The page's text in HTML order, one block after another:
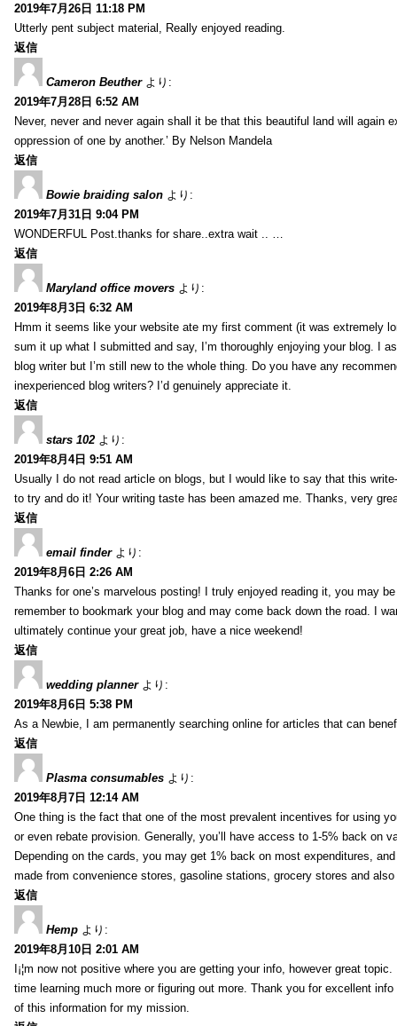
2019年7月26日 11:18 PM
Utterly pent subject material, Really enjoyed reading.
返信
Cameron Beuther より:
2019年7月28日 6:52 AM
Never, never and never again shall it be that this beautiful land will again
oppression of one by another.’ By Nelson Mandela
返信
Bowie braiding salon より:
2019年7月31日 9:04 PM
WONDERFUL Post.thanks for share..extra wait .. …
返信
Maryland office movers より:
2019年8月3日 6:32 AM
Hmm it seems like your website ate my first comment (it was extremely
sum it up what I submitted and say, I’m thoroughly enjoying your blog. I
blog writer but I’m still new to the whole thing. Do you have any
inexperienced blog writers? I’d genuinely appreciate it.
返信
stars 102 より:
2019年8月4日 9:51 AM
Usually I do not read article on blogs, but I would like to say that this
to try and do it! Your writing taste has been amazed me. Thanks, very
返信
email finder より:
2019年8月6日 2:26 AM
Thanks for one’s marvelous posting! I truly enjoyed reading it, you may
remember to bookmark your blog and may come back down the road. I
ultimately continue your great job, have a nice weekend!
返信
wedding planner より:
2019年8月6日 5:38 PM
As a Newbie, I am permanently searching online for articles that can
返信
Plasma consumables より:
2019年8月7日 12:14 AM
One thing is the fact that one of the most prevalent incentives for using
or even rebate provision. Generally, you’ll have access to 1-5% back on
Depending on the cards, you may get 1% back on most expenditures,
made from convenience stores, gasoline stations, grocery stores and also
返信
Hemp より:
2019年8月10日 2:01 AM
I¡¦m now not positive where you are getting your info, however great
time learning much more or figuring out more. Thank you for excellent
of this information for my mission.